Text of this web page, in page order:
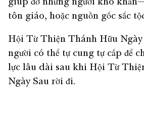
giúp đỡ những người khó
tôn giáo, hoặc nguồn gốc sắc
Hội Từ Thiện Thánh Hữu
người có thể tự cung tự cấp để
lực lâu dài sau khi Hội Từ
Ngày Sau rời đi.